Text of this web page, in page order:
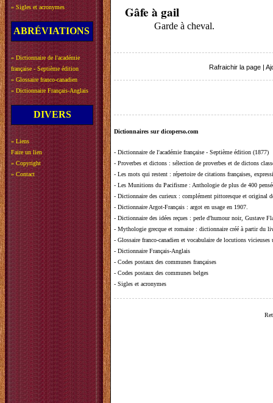
» Sigles et acronymes
ABRÉVIATIONS
» Dictionnaire de l'académie
française - Septième édition
» Glossaire franco-canadien
» Dictionnaire Français-Anglais
DIVERS
» Liens
Faire un lien
» Copyright
» Contact
Gâfe à gail
Garde à cheval.
Rafraichir la page
Dictionnaires sur dicoperso.com
- Dictionnaire de l'académie française - Septième édition (1877)
- Proverbes et dictons : sélection de proverbes et de dictons
- Les mots qui restent : répertoire de citations françaises,
- Les Munitions du Pacifisme : Anthologie de plus de 400
- Dictionnaire des curieux : complément pittoresque et original
- Dictionnaire Argot-Français : argot en usage en 1907.
- Dictionnaire des idées reçues : perle d'humour noir, Gustave
- Mythologie grecque et romaine : dictionnaire créé à partir du
- Glossaire franco-canadien et vocabulaire de locutions vicieuses
- Dictionnaire Français-Anglais
- Codes postaux des communes françaises
- Codes postaux des communes belges
- Sigles et acronymes